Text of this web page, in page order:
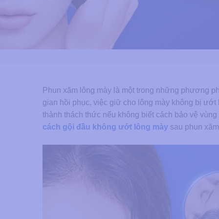
Phun xăm lông mày là một trong những phương
gian hồi phục, việc giữ cho lông mày không bị ướt
thành thách thức nếu không biết cách bảo vệ
cách gội đầu không ướt lông mày sau phun